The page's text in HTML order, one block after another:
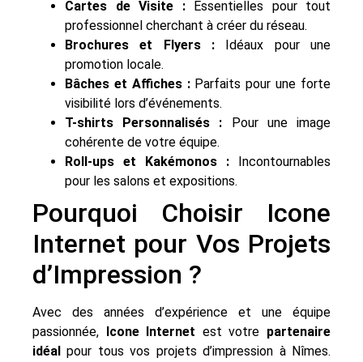
Cartes de Visite :Essentielles pour tout
professionnel cherchant à créer du réseau.
Brochures et Flyers : Idéaux pour une
promotion locale.
Bâches et Affiches :Parfaits pour une forte
visibilité lors d’événements.
T-shirts Personnalisés : Pour une image
cohérente de votre équipe.
Roll-ups et Kakémonos : Incontournables
pour les salons et expositions.
Pourquoi Choisir Icone
Internet pour Vos Projets
d’Impression ?
Avec des années d’expérience et une équipe
passionnée,
Icone Internet est votre partenaire
idéal pour tous vos projets d’impression à Nîmes.